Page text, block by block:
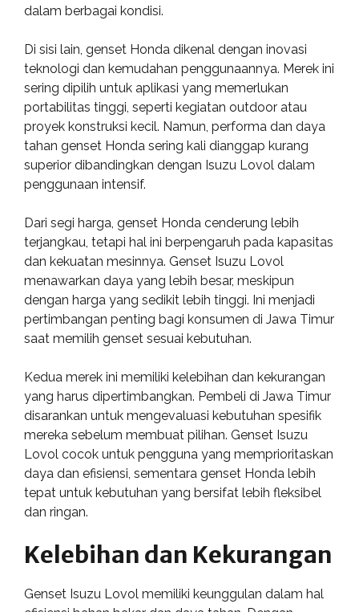
dalam berbagai kondisi.
Di sisi lain, genset Honda dikenal dengan inovasi
teknologi dan kemudahan penggunaannya. Merek ini
sering dipilih untuk aplikasi yang memerlukan
portabilitas tinggi, seperti kegiatan outdoor atau
proyek konstruksi kecil. Namun, performa dan daya
tahan genset Honda sering kali dianggap kurang
superior dibandingkan dengan Isuzu Lovol dalam
penggunaan intensif.
Dari segi harga, genset Honda cenderung lebih
terjangkau, tetapi hal ini berpengaruh pada kapasitas
dan kekuatan mesinnya. Genset Isuzu Lovol
menawarkan daya yang lebih besar, meskipun
dengan harga yang sedikit lebih tinggi. Ini menjadi
pertimbangan penting bagi konsumen di Jawa Timur
saat memilih genset sesuai kebutuhan.
Kedua merek ini memiliki kelebihan dan kekurangan
yang harus dipertimbangkan. Pembeli di Jawa Timur
disarankan untuk mengevaluasi kebutuhan spesifik
mereka sebelum membuat pilihan. Genset Isuzu
Lovol cocok untuk pengguna yang memprioritaskan
daya dan efisiensi, sementara genset Honda lebih
tepat untuk kebutuhan yang bersifat lebih fleksibel
dan ringan.
Kelebihan dan Kekurangan
Genset Isuzu Lovol memiliki keunggulan dalam hal